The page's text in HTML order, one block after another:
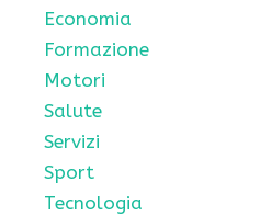
Economia
Formazione
Motori
Salute
Servizi
Sport
Tecnologia